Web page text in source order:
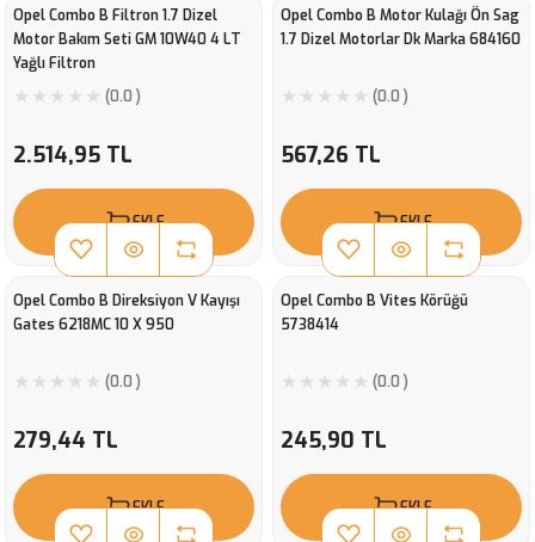
Opel Combo B Filtron 1.7 Dizel
Motor Bakım Seti GM 10W40 4 LT
Yağlı Filtron
(0.0 )
2.514,95 TL
EKLE
Opel Combo B Motor Kulağı Ön Sag
1.7 Dizel Motorlar Dk Marka 684160
(0.0 )
567,26 TL
EKLE
Opel Combo B Direksiyon V Kayışı
Gates 6218MC 10 X 950
(0.0 )
279,44 TL
EKLE
Opel Combo B Vites Körüğü
5738414
(0.0 )
245,90 TL
EKLE